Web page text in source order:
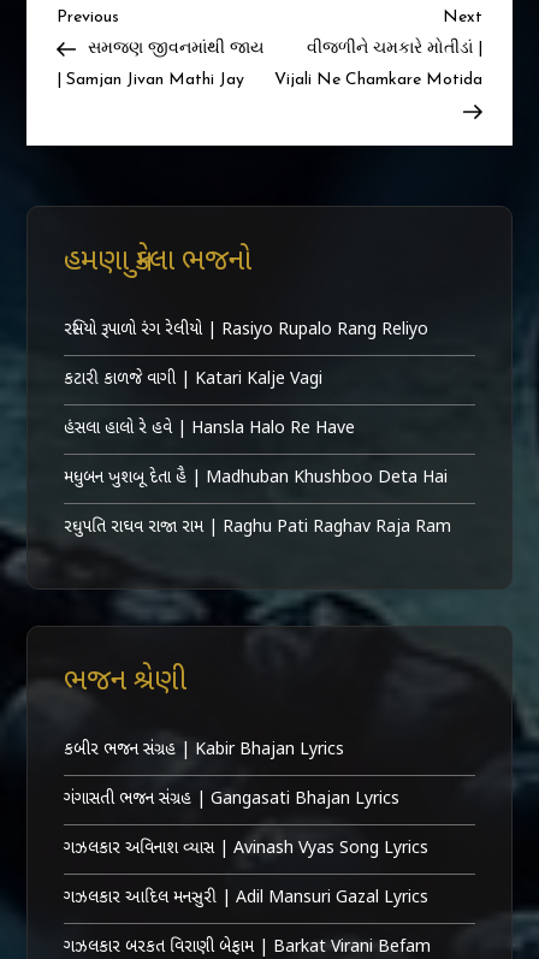
Post
navigation
Previous
Post
Previous
સમજણ જીવનમાંથી જાય
| Samjan Jivan Mathi Jay
Next
Post
Next
વીજળીને ચમકારે મોતીડાં |
Vijali Ne Chamkare Motida
હમણા મુકેલા ભજનો
રસિયો રૂપાળો રંગ રેલીયો | Rasiyo Rupalo Rang Reliyo
કટારી કાળજે વાગી | Katari Kalje Vagi
હંસલા હાલો રે હવે | Hansla Halo Re Have
મધુબન ખુશબૂ દેતા હૈ | Madhuban Khushboo Deta Hai
રઘુપતિ રાઘવ રાજા રામ | Raghu Pati Raghav Raja Ram
ભજન શ્રેણી
કબીર ભજન સંગ્રહ | Kabir Bhajan Lyrics
ગંગાસતી ભજન સંગ્રહ | Gangasati Bhajan Lyrics
ગઝલકાર અવિનાશ વ્યાસ | Avinash Vyas Song Lyrics
ગઝલકાર આદિલ મનસુરી | Adil Mansuri Gazal Lyrics
ગઝલકાર બરકત વિરાણી બેફામ | Barkat Virani Befam